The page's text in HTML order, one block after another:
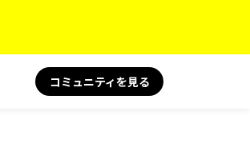
コミュニティを見る